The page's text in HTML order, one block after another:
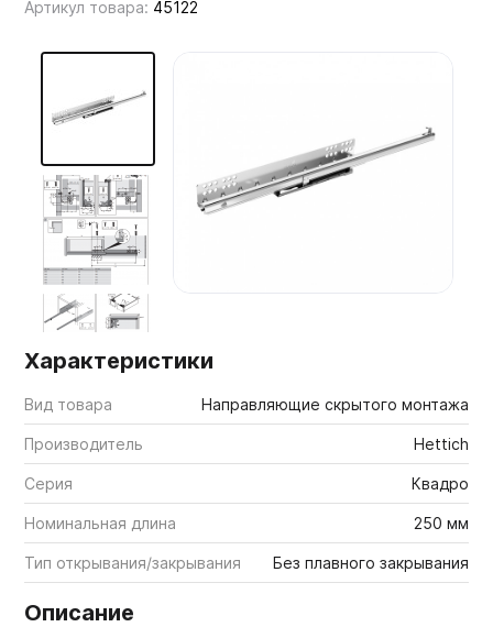
Артикул товара: 45122
Характеристики
Вид товара Направляющие скрытого монтажа
Производитель Hettich
Серия Квадро
Номинальная длина 250 мм
Тип открывания/закрывания Без плавного закрывания
Описание